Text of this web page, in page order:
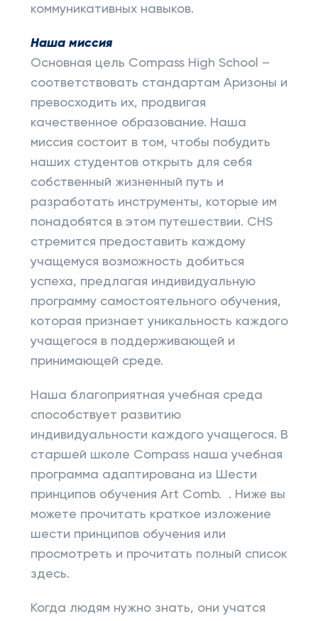
коммуникативных навыков.
Наша миссия
Основная цель Compass High School –
соответствовать стандартам Аризоны и
превосходить их, продвигая
качественное образование. Наша
миссия состоит в том, чтобы побудить
наших студентов открыть для себя
собственный жизненный путь и
разработать инструменты, которые им
понадобятся в этом путешествии. CHS
стремится предоставить каждому
учащемуся возможность добиться
успеха, предлагая индивидуальную
программу самостоятельного обучения,
которая признает уникальность каждого
учащегося в поддерживающей и
принимающей среде.
Наша благоприятная учебная среда
способствует развитию
индивидуальности каждого учащегося. В
старшей школе Compass наша учебная
программа адаптирована из Шести
принципов обучения Art Comb. . Ниже вы
можете прочитать краткое изложение
шести принципов обучения или
просмотреть и прочитать полный список
здесь.
Когда людям нужно знать, они учатся